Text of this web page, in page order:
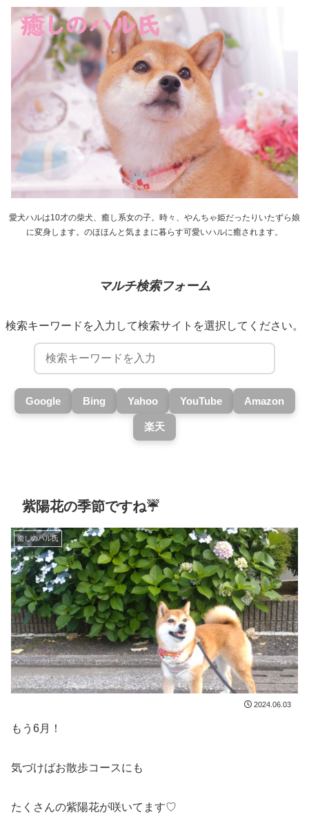
愛犬ハルは10才の柴犬、癒し系女の子。時々、やんちゃ姫だったりいたずら娘
に変身します。のほほんと気ままに暮らす可愛いハルに癒されます。
マルチ検索フォーム
検索キーワードを入力して検索サイトを選択してください。
Google Bing Yahoo YouTube Amazon
楽天
紫陽花の季節ですね☔
癒しのハル氏
2024.06.03
もう6月！
気づけばお散歩コースにも
たくさんの紫陽花が咲いてます♡